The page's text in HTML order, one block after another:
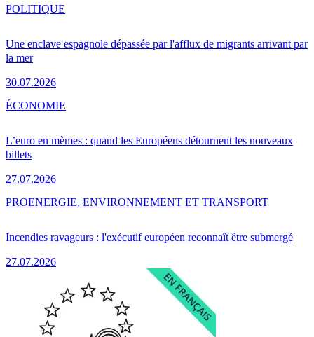
Une enclave espagnole dépassée par l'afflux de migrants arrivant par
la mer
30.07.2026
POLITIQUE
L’euro en mèmes : quand les Européens détournent les nouveaux
billets
27.07.2026
ÉCONOMIE
Incendies ravageurs : l'exécutif européen reconnaît être submergé
27.07.2026
PROENERGIE, ENVIRONNEMENT ET TRANSPORT